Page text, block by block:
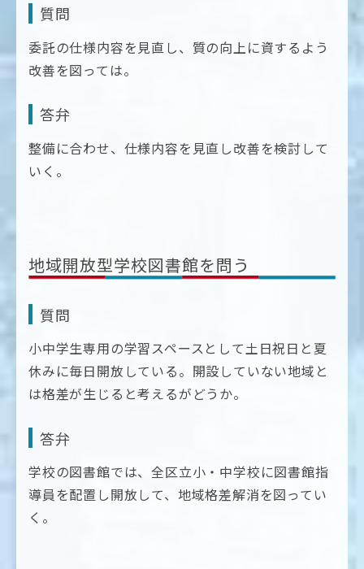
質問
委託の仕様内容を見直し、質の向上に資するよう
改善を図っては。
答弁
整備に合わせ、仕様内容を見直し改善を検討して
いく。
地域開放型学校図書館を問う
質問
小中学生専用の学習スペースとして土日祝日と夏
休みに毎日開放している。開設していない地域と
は格差が生じると考えるがどうか。
答弁
学校の図書館では、全区立小・中学校に図書館指
導員を配置し開放して、地域格差解消を図ってい
く。